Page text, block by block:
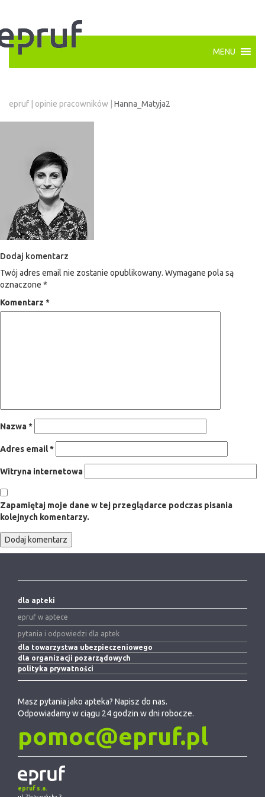
MENU
epruf opinie pracowników Hanna_Matyja2
Dodaj komentarz
Twój adres email nie zostanie opublikowany. Wymagane pola są
oznaczone *
Komentarz *
Nazwa*
Adres email*
Witryna internetowa
Zapamiętaj moje dane w tej przeglądarce podczas pisania
kolejnych komentarzy.
dla apteki
epruf w aptece
pytania i odpowiedzi dla aptek
dla towarzystwa ubezpieczeniowego
dla organizacji pozarządowych
polityka prywatności
Masz pytania jako apteka? Napisz do nas.
Odpowiadamy w ciągu 24 godzin w dni robocze.
pomoc@epruf.pl
epruf s.a.